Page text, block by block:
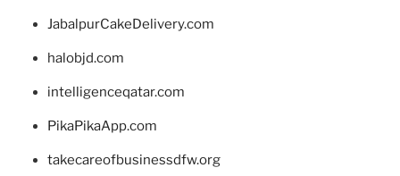
JabalpurCakeDelivery.com
halobjd.com
intelligenceqatar.com
PikaPikaApp.com
takecareofbusinessdfw.org